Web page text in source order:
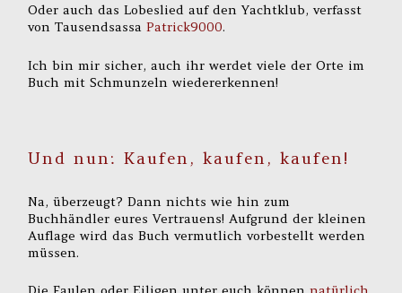
Oder auch das Lobeslied auf den Yachtklub, verfasst
von TausendsassaPatrick9000.
Ich bin mir sicher, auch ihr werdet viele der Orte im
Buch mit Schmunzeln wiedererkennen!
Und nun: Kaufen, kaufen, kaufen!
Na, überzeugt? Dann nichts wie hin zum
Buchhändler eures Vertrauens! Aufgrund der kleinen
Auflage wird das Buch vermutlich vorbestellt werden
müssen.